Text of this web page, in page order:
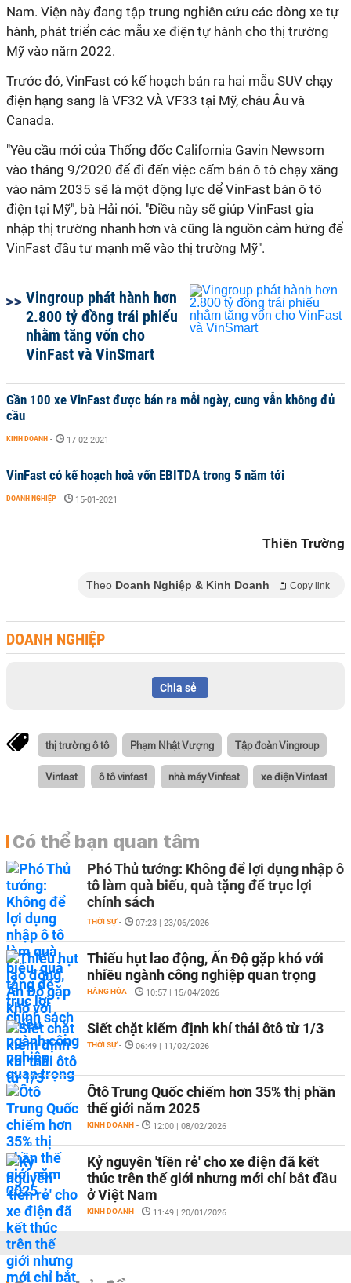
Nam. Viện này đang tập trung nghiên cứu các dòng xe tự
hành, phát triển các mẫu xe điện tự hành cho thị trường
Mỹ vào năm 2022.
Trước đó, VinFast có kế hoạch bán ra hai mẫu SUV chạy
điện hạng sang là VF32 VÀ VF33 tại Mỹ, châu Âu và
Canada.
"Yêu cầu mới của Thống đốc California Gavin Newsom
vào tháng 9/2020 để đi đến việc cấm bán ô tô chạy xăng
vào năm 2035 sẽ là một động lực để VinFast bán ô tô
điện tại Mỹ", bà Hải nói. "Điều này sẽ giúp VinFast gia
nhập thị trường nhanh hơn và cũng là nguồn cảm hứng để
VinFast đầu tư mạnh mẽ vào thị trường Mỹ".
Vingroup phát hành hơn
2.800 tỷ đồng trái phiếu
nhằm tăng vốn cho
VinFast và VinSmart
Gần 100 xe VinFast được bán ra mỗi ngày, cung vẫn không đủ
cầu
KINH DOANH - 17-02-2021
VinFast có kế hoạch hoà vốn EBITDA trong 5 năm tới
DOANH NGHIỆP - 15-01-2021
Thiên Trường
Theo Doanh Nghiệp & Kinh Doanh Copy link
DOANH NGHIỆP
Chia sẻ
thị trường ô tô Phạm Nhật Vượng Tập đoàn Vingroup
Vinfast ô tô vinfast nhà máy Vinfast xe điện Vinfast
Có thể bạn quan tâm
Phó Thủ tướng: Không để lợi dụng nhập ô
tô làm quà biếu, quà tặng để trục lợi
chính sách
THỜI SỰ - 07:23 | 23/06/2026
Thiếu hụt lao động, Ấn Độ gặp khó với
nhiều ngành công nghiệp quan trọng
HÀNG HÓA - 10:57 | 15/04/2026
Siết chặt kiểm định khí thải ôtô từ 1/3
THỜI SỰ - 06:49 | 11/02/2026
Ôtô Trung Quốc chiếm hơn 35% thị phần
thế giới năm 2025
KINH DOANH - 12:00 | 08/02/2026
Kỷ nguyên 'tiền rẻ' cho xe điện đã kết
thúc trên thế giới nhưng mới chỉ bắt đầu
ở Việt Nam
KINH DOANH - 11:49 | 20/01/2026